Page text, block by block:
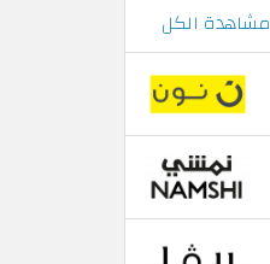
مشاهدة الكل